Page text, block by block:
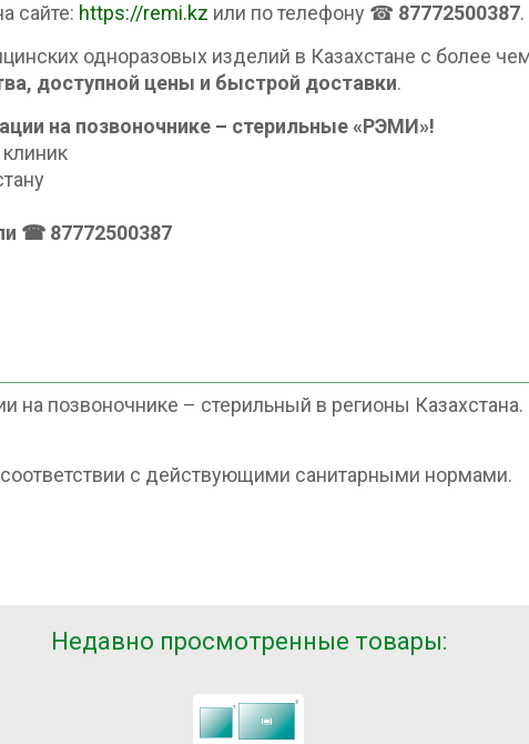
сайте: https://remi.kz или по телефону ☎ 87772500387.
одноразовых изделий в Казахстане с более
доступной цены и быстрой доставки.
на позвоночнике – стерильные «РЭМИ»!
☎ 87772500387
позвоночнике – стерильный в регионы Казахстана.
с действующими санитарными нормами.
Недавно просмотренные товары: